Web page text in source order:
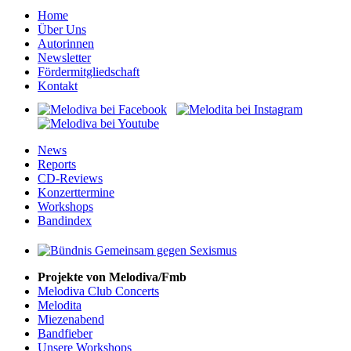
Home
Über Uns
Autorinnen
Newsletter
Fördermitgliedschaft
Kontakt
News
Reports
CD-Reviews
Konzerttermine
Workshops
Bandindex
Projekte von Melodiva/Fmb
Melodiva Club Concerts
Melodita
Miezenabend
Bandfieber
Unsere Workshops